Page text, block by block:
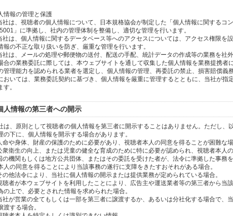
情報の管理と保護
社は、視聴者の個人情報について、日本規格協会が制定した「個人情報に関する
」に準拠し、社内の管理体制を整備し、適切な管理を行います。
社は、個人情報に関するデータベース等へのアクセスについては、アクセス権限を
報の不正な取り扱いを防ぎ、厳重な管理を行います。
社は、メールの処理や郵便物の送付、配送の手配、統計データの作成等の業務を社
合の業務委託に際しては、本ウェブサイトを通して収集した個人情報を業務提携者
管理能力を認められる業者を選定し、個人情報の管理、再委託の禁止、損害賠償義
おいては、業務委託契約に基づき、個人情報を厳重に管理するとともに、当社が指
す。
人情報の第三者への開示
は、原則として視聴者の個人情報を第三者に開示することはありません。ただし、
の下に、個人情報を開示する場合があります。
命や身体、財産の保護のために必要があり、視聴者本人の同意を得ることが困難な場
衆衛生の向上、または児童の健全な育成のために特に必要が認められ、視聴者本人
の機関もしくは地方公共団体、またはその委託を受けた者が、法令に準拠した事務
人の同意を得ることにより当該事務の遂行に支障をきたすおそれがある場合。
の他法令により、当社に個人情報の開示または提供業務が定められている場合。
聴者が本ウェブサイトを利用したことにより、広告主や運送業者等の第三者から当
の上で、必要とされた情報を求められた場合。
社が営業の全てもしくは一部を第三者に譲渡するか、あるいは分社化する場合で、
渡する場合。